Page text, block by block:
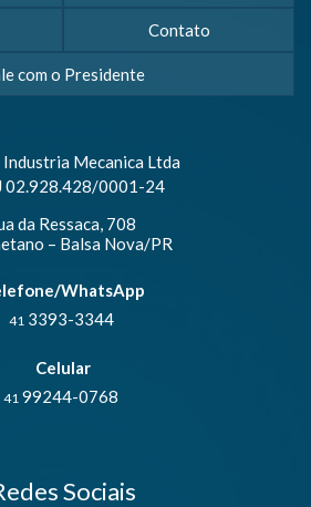
Contato
com o Presidente
Industria Mecanica Ltda
02.928.428/0001-24
da Ressaca, 708
– Balsa Nova/PR
WhatsApp
41 3393-3344
Celular
41 99244-0768
Sociais